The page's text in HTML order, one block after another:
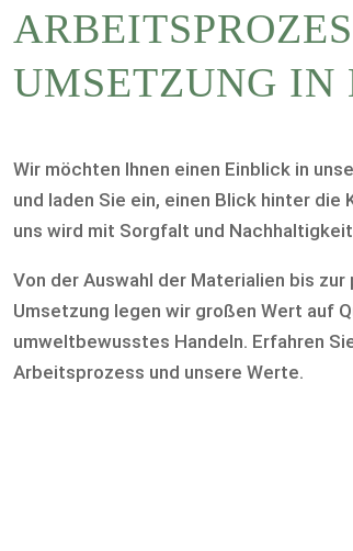
UMSETZUNG IN
Wir möchten Ihnen einen Einblick in
und laden Sie ein, einen Blick hinter die
uns wird mit Sorgfalt und
Von der Auswahl der Materialien bis
Umsetzung legen wir großen Wert auf
umweltbewusstes Handeln. Erfahren
Arbeitsprozess und unsere Werte.